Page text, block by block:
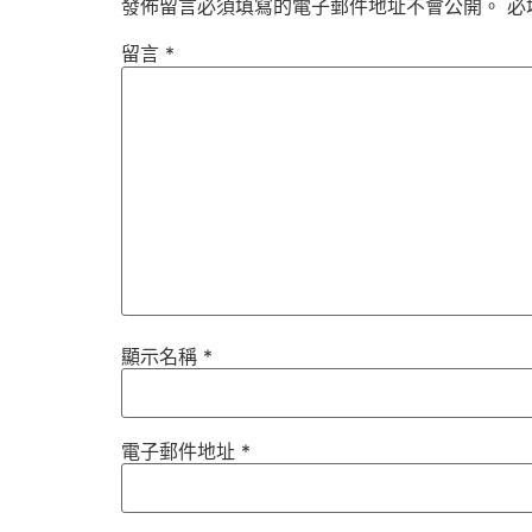
發佈留言必須填寫的電子郵件地址不會公開。 必
留言 *
顯示名稱 *
電子郵件地址 *